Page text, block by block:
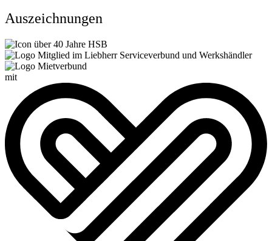
Auszeichnungen
mit